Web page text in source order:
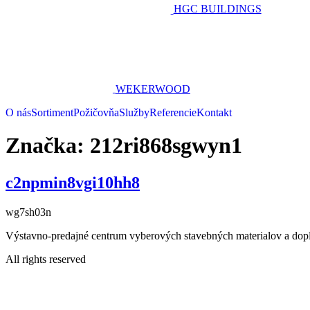
HGC BUILDINGS
WEKERWOOD
O násSortimentPožičovňaSlužbyReferencieKontakt
Značka: 212ri868sgwyn1
c2npmin8vgi10hh8
wg7sh03n
Výstavno-predajné centrum vyberových stavebných materialov a
All rights reserved